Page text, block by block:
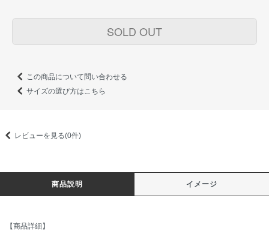
SOLD OUT
この商品について問い合わせる
サイズの選び方はこちら
レビューを見る(0件)
商品説明 イメージ
【商品詳細】